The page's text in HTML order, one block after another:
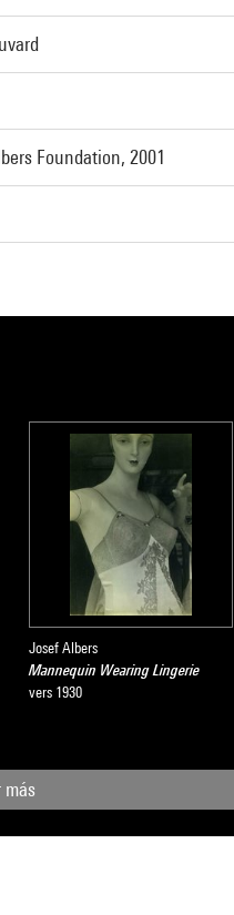
Foundation, 2001
Josef Albers
Mannequin Wearing Lingerie
vers 1930
más